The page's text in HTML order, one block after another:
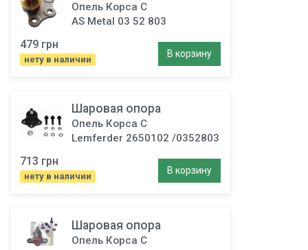
Опель Корса С
AS Metal 03 52 803
479 грн
нету в наличии
В корзину
Шаровая опора
Опель Корса C
Lemferder 2650102 /0352803
713 грн
нету в наличии
В корзину
Шаровая опора
Опель Корса С